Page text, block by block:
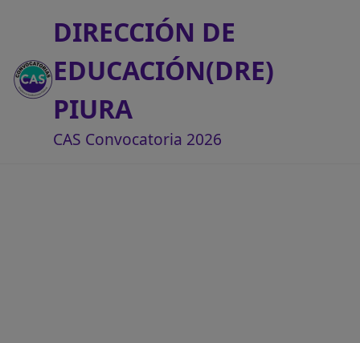
DIRECCIÓN DE
EDUCACIÓN(DRE)
PIURA
CAS Convocatoria 2026